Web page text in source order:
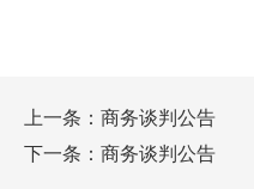
上一条： 商务谈判公告
下一条： 商务谈判公告